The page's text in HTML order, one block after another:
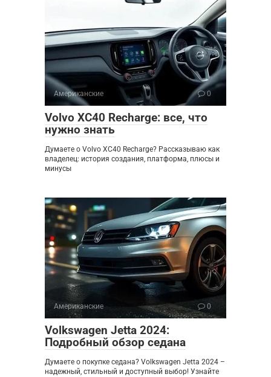
Американские 0
Volvo XC40 Recharge: все, что
нужно знать
Думаете о Volvo XC40 Recharge? Рассказываю как
владелец: история создания, платформа, плюсы и
минусы
Американские 0
Volkswagen Jetta 2024:
Подробный обзор седана
Думаете о покупке седана? Volkswagen Jetta 2024 –
надежный, стильный и доступный выбор! Узнайте